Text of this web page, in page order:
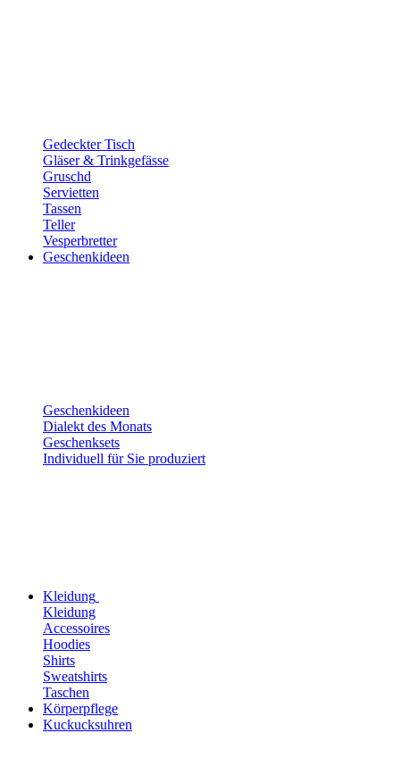
Gedeckter Tisch
Gläser & Trinkgefässe
Gruschd
Servietten
Tassen
Teller
Vesperbretter
Geschenkideen
Geschenkideen
Dialekt des Monats
Geschenksets
Individuell für Sie produziert
Kleidung
Kleidung
Accessoires
Hoodies
Shirts
Sweatshirts
Taschen
Körperpflege
Kuckucksuhren